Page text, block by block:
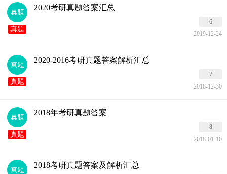
真题
2020考研真题答案汇总
6
2019-12-24
真题
2020-2016考研真题答案解析汇总
7
2018-12-30
真题
2018年考研真题答案
8
2018-01-10
2018考研真题答案及解析汇总